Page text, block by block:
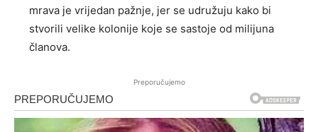
mrava je vrijedan pažnje, jer se udružuju kako bi
stvorili velike kolonije koje se sastoje od milijuna
članova.
Preporučujemo